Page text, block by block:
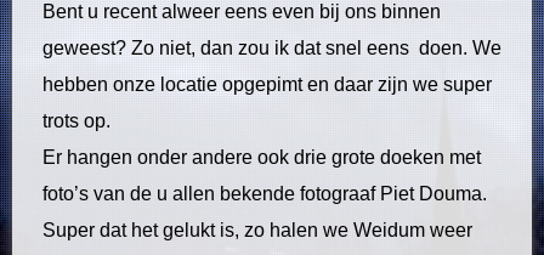
Bent u recent alweer eens even bij ons binnen
geweest? Zo niet, dan zou ik dat snel eens doen. We
hebben onze locatie opgepimt en daar zijn we super
trots op.
Er hangen onder andere ook drie grote doeken met
foto’s van de u allen bekende fotograaf Piet Douma.
Super dat het gelukt is, zo halen we Weidum weer